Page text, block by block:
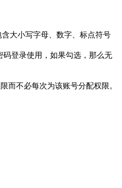
大小写字母、数字、标点符号
登录使用，如果勾选，那么无
而不必每次为该账号分配权限。